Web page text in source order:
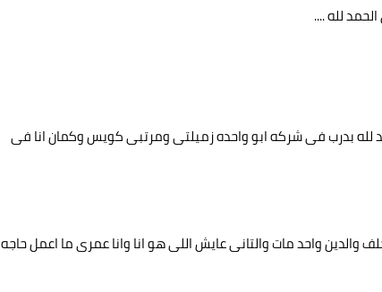
لله ....
لله بدرب فى شركه ابو واحده زميلتى ومرتبى كويس وكمان انا فى
والدين واحد مات والتانى عايش اللى هو انا وانا عمرى ما اعمل حاجه